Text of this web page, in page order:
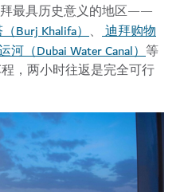
最具历史意义的地区——
Burj Khalifa）、 迪拜购物
河（Dubai Water Canal）等
，两小时往返是完全可行